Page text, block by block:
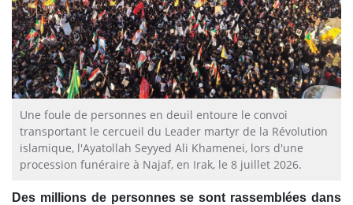
Une foule de personnes en deuil entoure le convoi
transportant le cercueil du Leader martyr de la Révolution
islamique, l'Ayatollah Seyyed Ali Khamenei, lors d'une
procession funéraire à Najaf, en Irak, le 8 juillet 2026.
Des millions de personnes se sont rassemblées dans